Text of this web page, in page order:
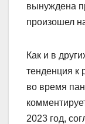
вынуждена
произошел
Как и в
тенденция к
во время
2023 год,